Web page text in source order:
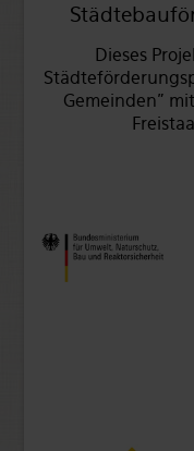
Dieses
Gemeinden"